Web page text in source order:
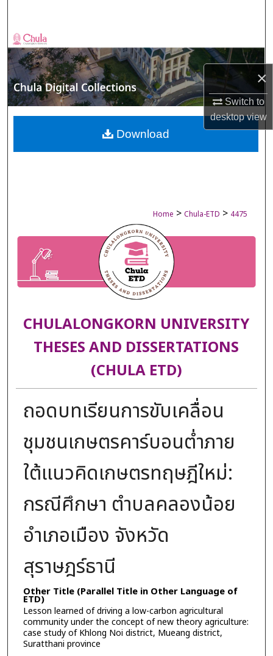
×
Switch to
desktopview
Browse Collections
My Account
About
Digital Commons Network™
Home > Chula-ETD > 4475
CHULALONGKORN UNIVERSITY
THESES AND DISSERTATIONS
(CHULA ETD)
ถอดบทเรียนการขับเคลื่อน
ชุมชนเกษตรคาร์บอนต่ำภาย
ใต้แนวคิดเกษตรทฤษฎีใหม่:
กรณีศึกษา ตำบลคลองน้อย
อำเภอเมือง จังหวัด
สุราษฎร์ธานี
Other Title (Parallel Title in Other Language of
ETD)
Lesson learned of driving a low-carbon agricultural
community under the concept of new theory agriculture:
case study of Khlong Noi district, Mueang district,
Suratthani province
Download